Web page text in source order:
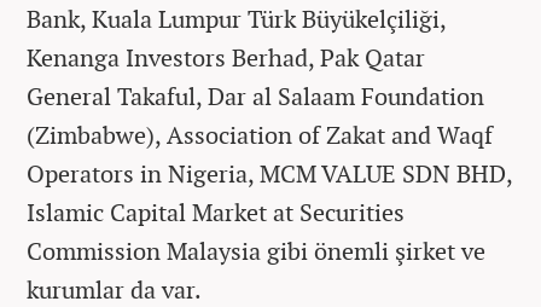
Bank, Kuala Lumpur Türk Büyükelçiliği,
Kenanga Investors Berhad, Pak Qatar
General Takaful, Dar al Salaam Foundation
(Zimbabwe), Association of Zakat and Waqf
Operators in Nigeria, MCM VALUE SDN BHD,
Islamic Capital Market at Securities
Commission Malaysia gibi önemli şirket ve
kurumlar da var.